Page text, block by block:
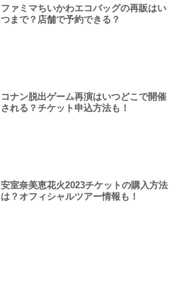
ファミマちいかわエコバッグの再販はい
つまで？店舗で予約できる？
コナン脱出ゲーム再演はいつどこで開催
される？チケット申込方法も！
安室奈美恵花火2023チケットの購入方法
は？オフィシャルツアー情報も！